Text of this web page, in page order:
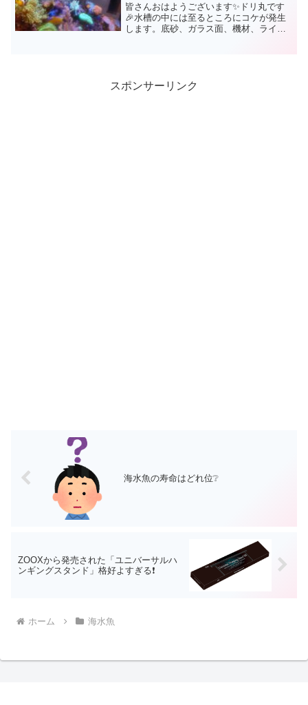
皆さんおはようございます✨ドリ丸です
🎉水槽の中には至るところにコケが発生
します。底砂、ガラス面、機材、ライブ
スポンサーリンク
海水魚の寿命はどれ位❔
ZOOXから発売された「ユニバーサルハ
ンギングスタンド」格好よすぎる❗
ホーム 海水魚